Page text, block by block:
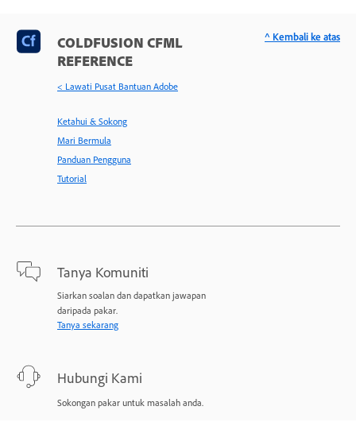
COLDFUSION CFML
REFERENCE
< Lawati Pusat Bantuan Adobe
Ketahui & Sokong
Mari Bermula
Panduan Pengguna
Tutorial
Tanya Komuniti
Siarkan soalan dan dapatkan jawapan
daripada pakar.
Tanya sekarang
Hubungi Kami
Sokongan pakar untuk masalah anda.
^ Kembali ke atas